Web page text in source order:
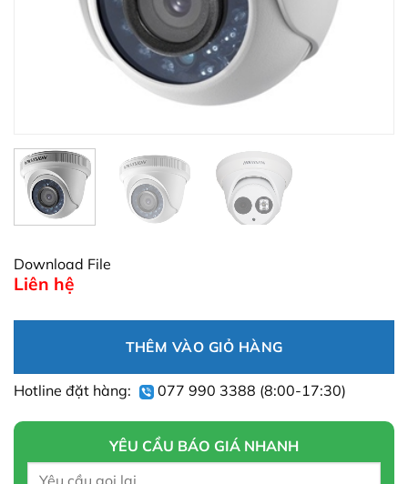
Download File
Liên hệ
THÊM VÀO GIỎ HÀNG
Hotline đặt hàng: 077 990 3388 (8:00-17:30)
YÊU CẦU BÁO GIÁ NHANH